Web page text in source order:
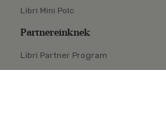
×
Libri Mini Polc
Partnereinknek
Libri Partner Program